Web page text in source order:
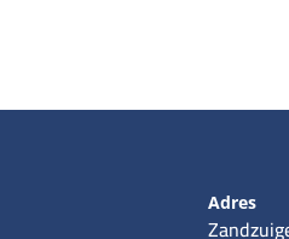
Adres